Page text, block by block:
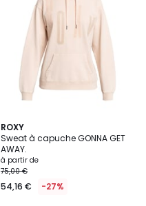
ROXY
Sweat à capuche GONNA GET
AWAY.
à partir de
75,00 €
54,16 € -27%
2
Couleurs